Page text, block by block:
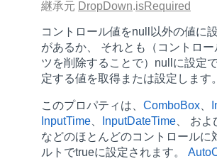
継承元 DropDown.isRequired
コントロール値をnull以外の値に
があるか、 それとも（コントロ
ツを削除することで）nullに設定
定する値を取得または設定します。
このプロパティは、 ComboBox
InputTime
InputDateTime 、 およ
などのほとんどのコントロールに
ルトでtrueに設定されます。